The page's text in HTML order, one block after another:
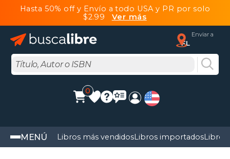
Hasta 50% off y Envío a todo USA y PR por solo
$2.99 Ver más
Enviar a
FL
0
MENÚ Libros más vendidosLibros importadosLibros